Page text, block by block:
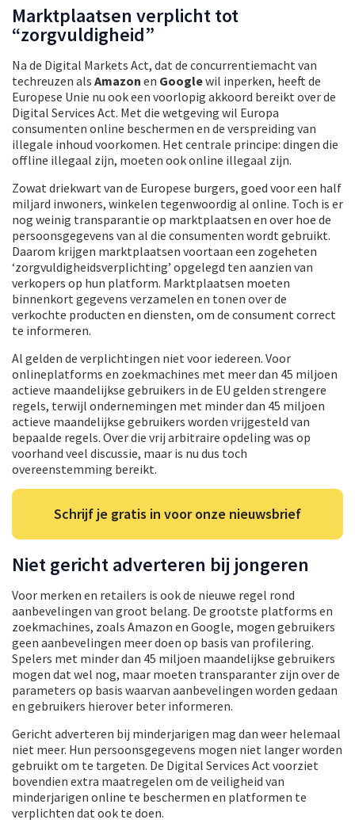
Marktplaatsen verplicht tot
“zorgvuldigheid”
Na de Digital Markets Act, dat de concurrentiemacht van
techreuzen als Amazon en Googlewil inperken, heeft de
Europese Unie nu ook een voorlopig akkoord bereikt over de
Digital Services Act. Met die wetgeving wil Europa
consumenten online beschermen en de verspreiding van
illegale inhoud voorkomen. Het centrale principe: dingen die
offline illegaal zijn, moeten ook online illegaal zijn.
Zowat driekwart van de Europese burgers, goed voor een half
miljard inwoners, winkelen tegenwoordig al online. Toch is er
nog weinig transparantie op marktplaatsen en over hoe de
persoonsgegevens van al die consumenten wordt gebruikt.
Daarom krijgen marktplaatsen voortaan een zogeheten
‘zorgvuldigheidsverplichting’ opgelegd ten aanzien van
verkopers op hun platform. Marktplaatsen moeten
binnenkort gegevens verzamelen en tonen over de
verkochte producten en diensten, om de consument correct
te informeren.
Al gelden de verplichtingen niet voor iedereen. Voor
onlineplatforms en zoekmachines met meer dan 45 miljoen
actieve maandelijkse gebruikers in de EU gelden strengere
regels, terwijl ondernemingen met minder dan 45 miljoen
actieve maandelijkse gebruikers worden vrijgesteld van
bepaalde regels. Over die vrij arbitraire opdeling was op
voorhand veel discussie, maar is nu dus toch
overeenstemming bereikt.
Schrijf je gratis in voor onze nieuwsbrief
Niet gericht adverteren bij jongeren
Voor merken en retailers is ook de nieuwe regel rond
aanbevelingen van groot belang. De grootste platforms en
zoekmachines, zoals Amazon en Google, mogen gebruikers
geen aanbevelingen meer doen op basis van profilering.
Spelers met minder dan 45 miljoen maandelijkse gebruikers
mogen dat wel nog, maar moeten transparanter zijn over de
parameters op basis waarvan aanbevelingen worden gedaan
en gebruikers hierover beter informeren.
Gericht adverteren bij minderjarigen mag dan weer helemaal
niet meer. Hun persoonsgegevens mogen niet langer worden
gebruikt om te targeten. De Digital Services Act voorziet
bovendien extra maatregelen om de veiligheid van
minderjarigen online te beschermen en platformen te
verplichten dat ook te doen.